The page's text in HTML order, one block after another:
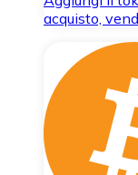
acquisto,